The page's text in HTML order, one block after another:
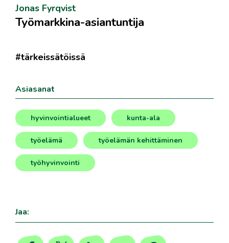
Jonas Fyrqvist
Työmarkkina-asiantuntija
#tärkeissätöissä
Asiasanat
hyvinvointialueet
,
kunta-ala
, työelämä
,
työelämän kehittäminen
, työhyvinvointi
Jaa: